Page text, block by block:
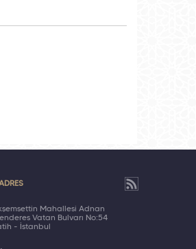
Mahallesi Adnan
Vatan Bulvarı No:54
- İstanbul